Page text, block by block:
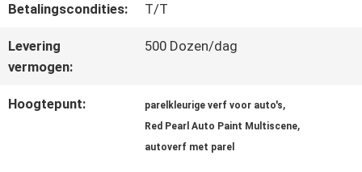
VRAAG
EEN
OFFERTE
Betalingscondities: T/T
Levering
vermogen:
500 Dozen/dag
Hoogtepunt: parelkleurige verf voor auto's,
Red Pearl Auto Paint Multiscene,
autoverf met parel